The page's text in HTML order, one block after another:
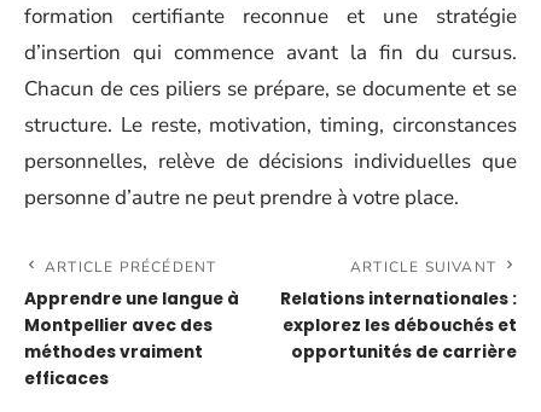
formation certifiante reconnue et une stratégie
d’insertion qui commence avant la fin du cursus.
Chacun de ces piliers se prépare, se documente et se
structure. Le reste, motivation, timing, circonstances
personnelles, relève de décisions individuelles que
personne d’autre ne peut prendre à votre place.
ARTICLE PRÉCÉDENT
Apprendre une langue à
Montpellier avec des
méthodes vraiment
efficaces
ARTICLE SUIVANT
Relations internationales :
explorez les débouchés et
opportunités de carrière